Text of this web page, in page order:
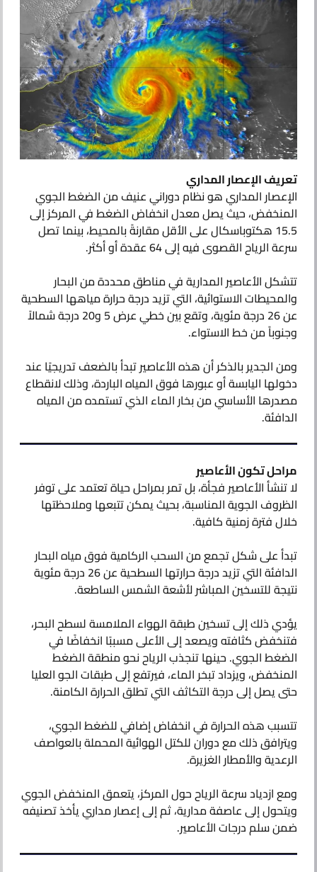
من نحن
تعريف الإعصار المداري
الإعصار المداري هو نظام دوراني عنيف من الضغط الجوي
المنخفض، حيث يصل معدل انخفاض الضغط في المركز إلى
15.5 هكتوباسكال على الأقل مقارنةً بالمحيط، بينما تصل
سرعة الرياح القصوى فيه إلى 64 عقدة أو أكثر.
تتشكل الأعاصير المدارية في مناطق محددة من البحار
والمحيطات الاستوائية، التي تزيد درجة حرارة مياهها السطحية
عن 26 درجة مئوية، وتقع بين خطي عرض 5 و20 درجة شمالاً
وجنوباً من خط الاستواء.
ومن الجدير بالذكر أن هذه الأعاصير تبدأ بالضعف تدريجيًا عند
دخولها اليابسة أو عبورها فوق المياه الباردة، وذلك لانقطاع
مصدرها الأساسي من بخار الماء الذي تستمده من المياه
الدافئة.
مراحل تكون الأعاصير
لا تنشأ الأعاصير فجأة، بل تمر بمراحل حياة تعتمد على توفر
الظروف الجوية المناسبة، بحيث يمكن تتبعها وملاحظتها
خلال فترة زمنية كافية.
تبدأ على شكل تجمع من السحب الركامية فوق مياه البحار
الدافئة التي تزيد درجة حرارتها السطحية عن 26 درجة مئوية
نتيجة للتسخين المباشر لأشعة الشمس الساطعة.
يؤدي ذلك إلى تسخين طبقة الهواء الملامسة لسطح البحر،
فتنخفض كثافته ويصعد إلى الأعلى مسببًا انخفاضًا في
الضغط الجوي. حينها تنجذب الرياح نحو منطقة الضغط
المنخفض، ويزداد تبخر الماء، فيرتفع إلى طبقات الجو العليا
حتى يصل إلى درجة التكاثف التي تطلق الحرارة الكامنة.
تتسبب هذه الحرارة في انخفاض إضافي للضغط الجوي،
ويترافق ذلك مع دوران للكتل الهوائية المحملة بالعواصف
الرعدية والأمطار الغزيرة.
ومع ازدياد سرعة الرياح حول المركز، يتعمق المنخفض الجوي
ويتحول إلى عاصفة مدارية، ثم إلى إعصار مداري يأخذ تصنيفه
ضمن سلم درجات الأعاصير.